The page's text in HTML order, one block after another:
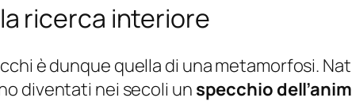
ricerca interiore
è dunque quella di una metamorfosi.
diventati nei secoli un specchio